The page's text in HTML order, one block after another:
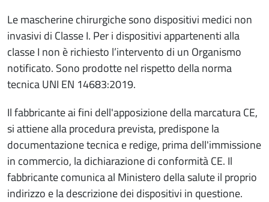
Le mascherine chirurgiche sono dispositivi medici non
invasivi di Classe I. Per i dispositivi appartenenti alla
classe I non è richiesto l’intervento di un Organismo
notificato. Sono prodotte nel rispetto della norma
tecnica UNI EN 14683:2019.
Il fabbricante ai fini dell'apposizione della marcatura CE,
si attiene alla procedura prevista, predispone la
documentazione tecnica e redige, prima dell'immissione
in commercio, la dichiarazione di conformità CE. Il
fabbricante comunica al Ministero della salute il proprio
indirizzo e la descrizione dei dispositivi in questione.